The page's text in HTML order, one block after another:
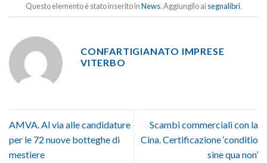
Questo elemento è stato inserito inNews. Aggiungilo aisegnalibri.
CONFARTIGIANATO IMPRESE
VITERBO
AMVA. Al via alle candidature
per le 72 nuove botteghe di
mestiere
Scambi commerciali con la
Cina. Certificazione ‘conditio
sine qua non’